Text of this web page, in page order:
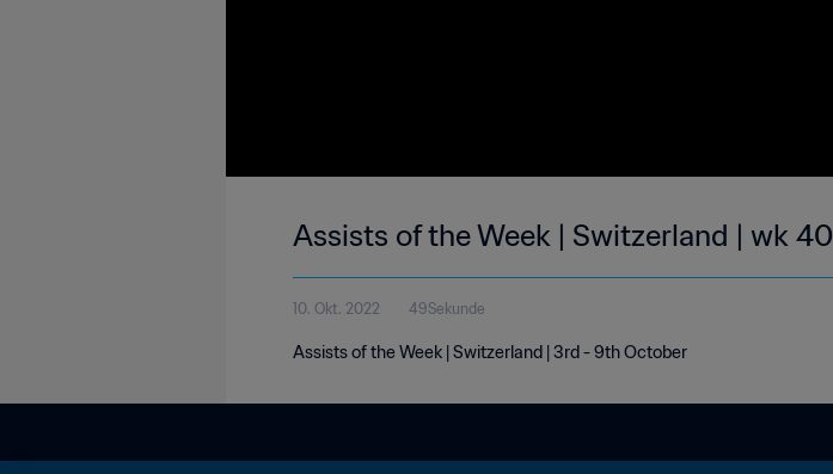
Assists of the Week | Switzerland | wk 40
10. Okt. 2022 49Sekunde
Assists of the Week | Switzerland | 3rd - 9th October